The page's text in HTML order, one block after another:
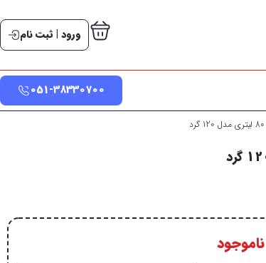
ورود | ثبت نام
051-38330700
ناموجود